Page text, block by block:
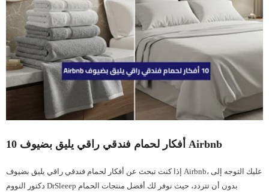
10 أفكار لحمام فندقي راقي يليق بضيوف Airbnb
إذا كنت تبحث عن أفكار لحمام فندقي راقي يليق بضيوف Airbnb، عليك التوجه إلى
دكتور النووم DrSleeep بدون أن تتردد، حيث نوفر لك أفضل منتجات الحمام